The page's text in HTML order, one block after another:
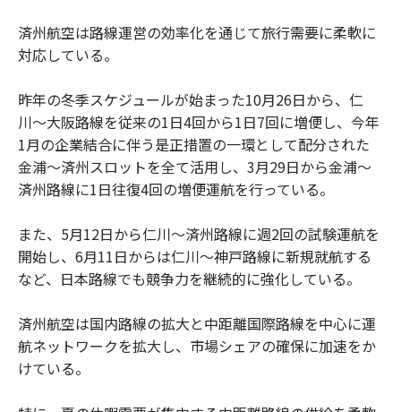
済州航空は路線運営の効率化を通じて旅行需要に柔軟に
対応している。
昨年の冬季スケジュールが始まった10月26日から、仁
川〜大阪路線を従来の1日4回から1日7回に増便し、今年
1月の企業結合に伴う是正措置の一環として配分された
金浦〜済州スロットを全て活用し、3月29日から金浦〜
済州路線に1日往復4回の増便運航を行っている。
また、5月12日から仁川〜済州路線に週2回の試験運航を
開始し、6月11日からは仁川〜神戸路線に新規就航する
など、日本路線でも競争力を継続的に強化している。
済州航空は国内路線の拡大と中距離国際路線を中心に運
航ネットワークを拡大し、市場シェアの確保に加速をか
けている。